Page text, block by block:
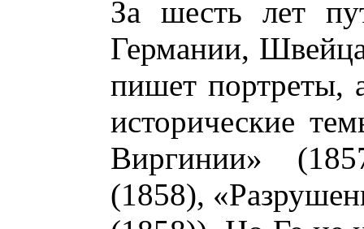
За шесть лет
Германии,
пишет портреты,
исторические
Виргинии»
(1858),